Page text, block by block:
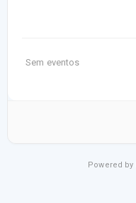
Sem eventos
Powered by